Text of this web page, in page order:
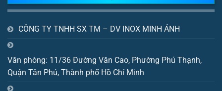
CÔNG TY TNHH SX TM – DV INOX MINH ÁNH
Văn phòng: 11/36 Đường Văn Cao, Phường Phú Thạnh,
Quận Tân Phú, Thành phố Hồ Chí Minh